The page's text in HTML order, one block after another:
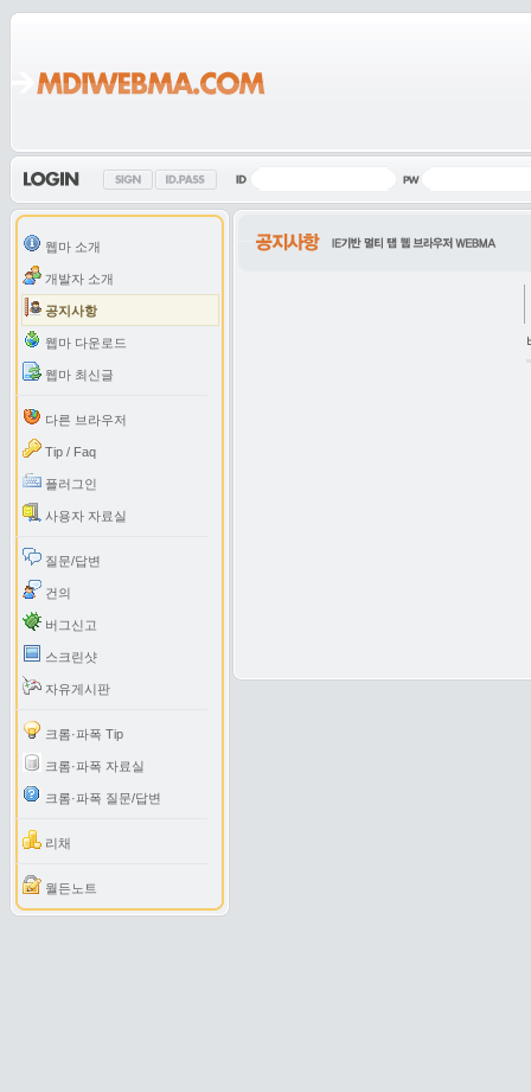
웹마 소개
개발자 소개
공지사항
웹마 다운로드
웹마 최신글
다른 브라우저
Tip / Faq
플러그인
사용자 자료실
질문/답변
건의
버그신고
스크린샷
자유게시판
크롬·파폭 Tip
크롬·파폭 자료실
크롬·파폭 질문/답변
리채
월든노트